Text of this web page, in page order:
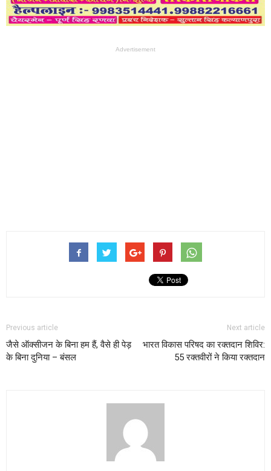
Advertisement
Previous article
जैसे ऑक्सीजन के बिना हम हैं, वैसे ही पेड़
के बिना दुनिया – बंसल
Next article
भारत विकास परिषद का रक्तदान शिविर:
55 रक्तवीरों ने किया रक्तदान